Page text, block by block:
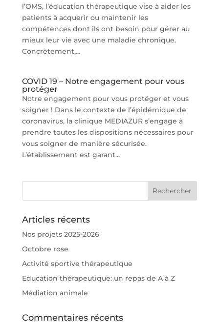
l’OMS, l’éducation thérapeutique vise à aider les
patients à acquerir ou maintenir les
compétences dont ils ont besoin pour gérer au
mieux leur vie avec une maladie chronique.
Concrètement,...
COVID 19 – Notre engagement pour vous
protéger
Notre engagement pour vous protéger et vous
soigner ! Dans le contexte de l’épidémique de
coronavirus, la clinique MEDIAZUR s’engage à
prendre toutes les dispositions nécessaires pour
vous soigner de manière sécurisée.
L’établissement est garant...
Articles récents
Nos projets 2025-2026
Octobre rose
Activité sportive thérapeutique
Education thérapeutique: un repas de A à Z
Médiation animale
Commentaires récents